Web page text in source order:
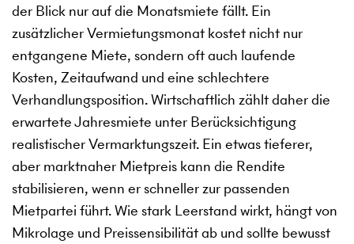
der Blick nur auf die Monatsmiete fällt. Ein
zusätzlicher Vermietungsmonat kostet nicht nur
entgangene Miete, sondern oft auch laufende
Kosten, Zeitaufwand und eine schlechtere
Verhandlungsposition. Wirtschaftlich zählt daher die
erwartete Jahresmiete unter Berücksichtigung
realistischer Vermarktungszeit. Ein etwas tieferer,
aber marktnaher Mietpreis kann die Rendite
stabilisieren, wenn er schneller zur passenden
Mietpartei führt. Wie stark Leerstand wirkt, hängt von
Mikrolage und Preissensibilität ab und sollte bewusst